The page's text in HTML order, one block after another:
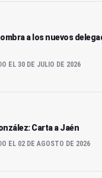
a los nuevos
EL 30 DE JULIO DE 2026
Carta a Jaén
EL 02 DE AGOSTO DE 2026